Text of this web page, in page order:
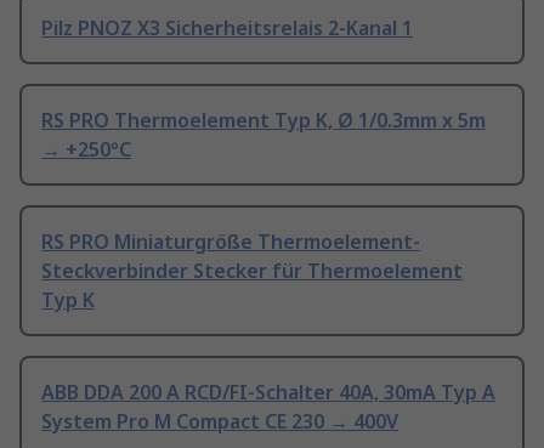
Pilz PNOZ X3 Sicherheitsrelais 2-Kanal 1
RS PRO Thermoelement Typ K, Ø 1/0.3mm x 5m
→ +250°C
RS PRO Miniaturgröße Thermoelement-
Steckverbinder Stecker für Thermoelement
Typ K
ABB DDA 200 A RCD/FI-Schalter 40A, 30mA Typ A
System Pro M Compact CE 230 → 400V